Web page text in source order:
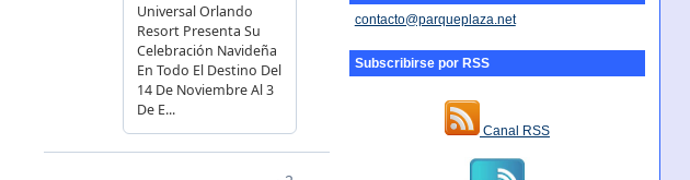
contacto@parqueplaza.net
Subscribirse por RSS
Canal RSS